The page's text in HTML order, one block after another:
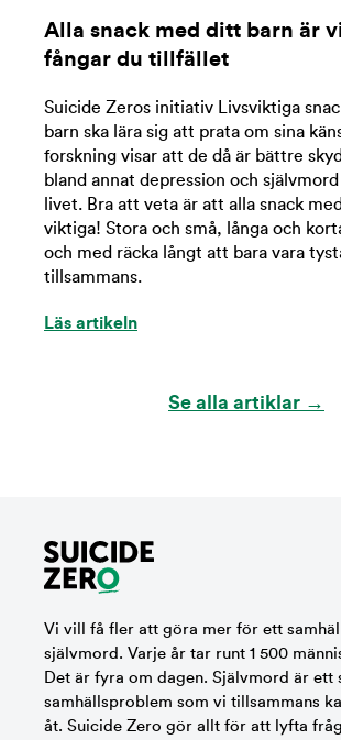
Alla snack med ditt barn är
fångar du tillfället
Suicide Zeros initiativ Livsviktiga
barn ska lära sig att prata om sina
forskning visar att de då är bättre
bland annat depression och
livet. Bra att veta är att alla snack
viktiga! Stora och små, långa och
och med räcka långt att bara vara
tillsammans.
Läs artikeln
Se alla artiklar →
Vi vill få fler att göra mer för ett
självmord. Varje år tar runt 1 500
Det är fyra om dagen. Självmord är ett
samhällsproblem som vi tillsammans
åt. Suicide Zero gör allt för att lyfta